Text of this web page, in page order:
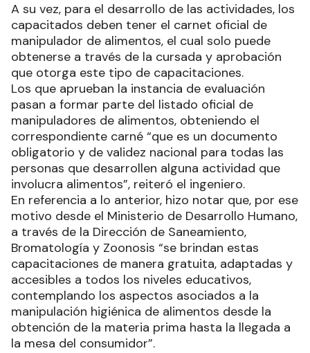
A su vez, para el desarrollo de las actividades, los
capacitados deben tener el carnet oficial de
manipulador de alimentos, el cual solo puede
obtenerse a través de la cursada y aprobación
que otorga este tipo de capacitaciones.
Los que aprueban la instancia de evaluación
pasan a formar parte del listado oficial de
manipuladores de alimentos, obteniendo el
correspondiente carné “que es un documento
obligatorio y de validez nacional para todas las
personas que desarrollen alguna actividad que
involucra alimentos”, reiteró el ingeniero.
En referencia a lo anterior, hizo notar que, por ese
motivo desde el Ministerio de Desarrollo Humano,
a través de la Dirección de Saneamiento,
Bromatología y Zoonosis “se brindan estas
capacitaciones de manera gratuita, adaptadas y
accesibles a todos los niveles educativos,
contemplando los aspectos asociados a la
manipulación higiénica de alimentos desde la
obtención de la materia prima hasta la llegada a
la mesa del consumidor”.